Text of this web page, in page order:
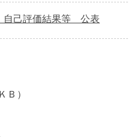
己評価結果等 公表
Ｂ）